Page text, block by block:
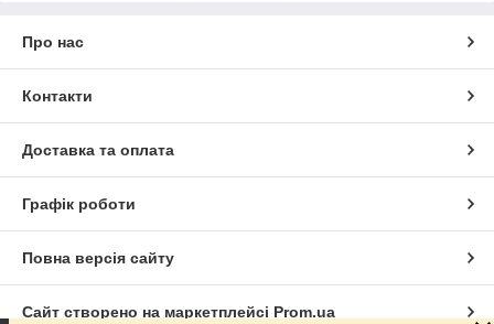
Про нас
Контакти
Доставка та оплата
Графік роботи
Повна версія сайту
Сайт створено на маркетплейсі Prom.ua